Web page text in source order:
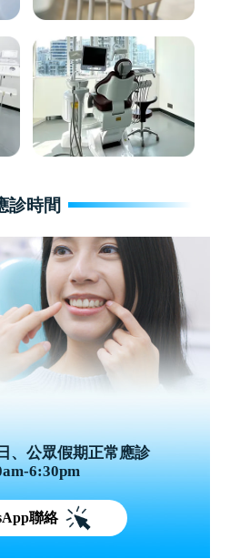
診時間
、公眾假期正常應診
6:30pm
聯絡